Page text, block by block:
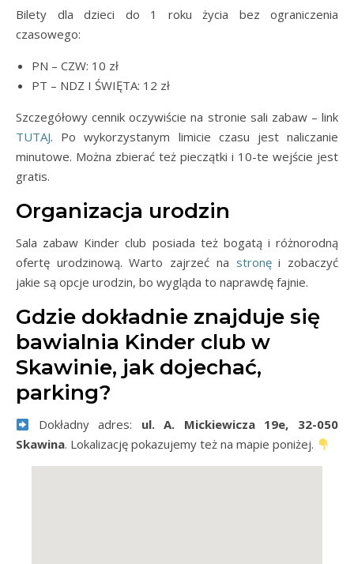
Bilety dla dzieci do 1 roku życia bez ograniczenia
czasowego:
PN – CZW: 10 zł
PT – NDZ I ŚWIĘTA: 12 zł
Szczegółowy cennik oczywiście na stronie sali zabaw – link
TUTAJ. Po wykorzystanym limicie czasu jest naliczanie
minutowe. Można zbierać też pieczątki i 10-te wejście jest
gratis.
Organizacja urodzin
Sala zabaw Kinder club posiada też bogatą i różnorodną
ofertę urodzinową. Warto zajrzeć na stronęi zobaczyć
jakie są opcje urodzin, bo wygląda to naprawdę fajnie.
Gdzie dokładnie znajduje się
bawialnia Kinder club w
Skawinie, jak dojechać,
parking?
Dokładny adres: ul. A. Mickiewicza 19e, 32-050
Skawina. Lokalizację pokazujemy też na mapie poniżej.